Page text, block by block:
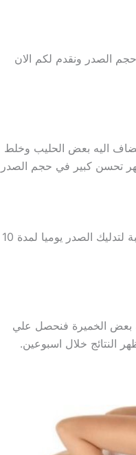
الصدر ونقدم لكم الان
اليه بعض الحليب وخلط
تحسن كبير في حجم الصدر
يمكن استعمالها مع الوصفة الاولي او لوحدها باستعمال زيت الحلبة لتدليك الصدر يوميا لمدة 10
بعض الخميرة فنحصل علي
النتائج خلال اسبوعين.